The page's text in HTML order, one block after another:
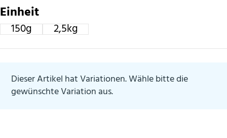
Einheit
150g150g 2,5kg2,5kg
Dieser Artikel hat Variationen. Wähle bitte die
gewünschte Variation aus.